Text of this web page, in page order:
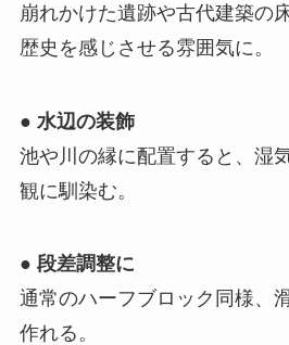
崩れかけた遺跡や古代建築の
歴史を感じさせる雰囲気に。
● 水辺の装飾
池や川の縁に配置すると、湿
観に馴染む。
● 段差調整に
通常のハーフブロック同様、
作れる。